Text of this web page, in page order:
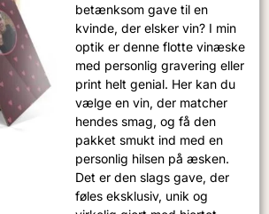
betænksom gave til en
kvinde, der elsker vin? I min
optik er denne flotte vinæske
med personlig gravering eller
print helt genial. Her kan du
vælge en vin, der matcher
hendes smag, og få den
pakket smukt ind med en
personlig hilsen på æsken.
Det er den slags gave, der
føles eksklusiv, unik og